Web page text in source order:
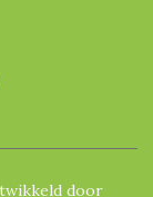
door